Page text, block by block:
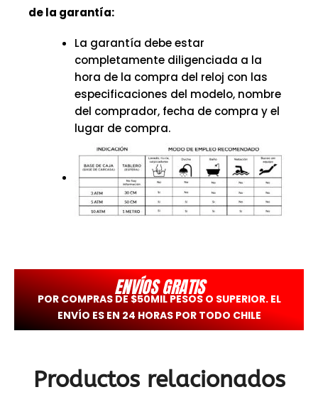
de la garantía:
La garantía debe estar
completamente diligenciada a la
hora de la compra del reloj con las
especificaciones del modelo, nombre
del comprador, fecha de compra y el
lugar de compra.
ENVÍOS GRATIS
POR COMPRAS DE $50MIL PESOS O SUPERIOR. EL
ENVÍO ES EN 24 HORAS POR TODO CHILE
Productos relacionados